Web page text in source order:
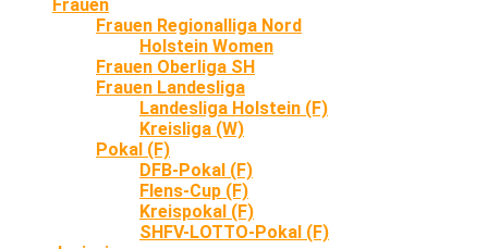
Frauen
Frauen Regionalliga Nord
Holstein Women
Frauen Oberliga SH
Frauen Landesliga
Landesliga Holstein (F)
Kreisliga (W)
Pokal (F)
DFB-Pokal (F)
Flens-Cup (F)
Kreispokal (F)
SHFV-LOTTO-Pokal (F)